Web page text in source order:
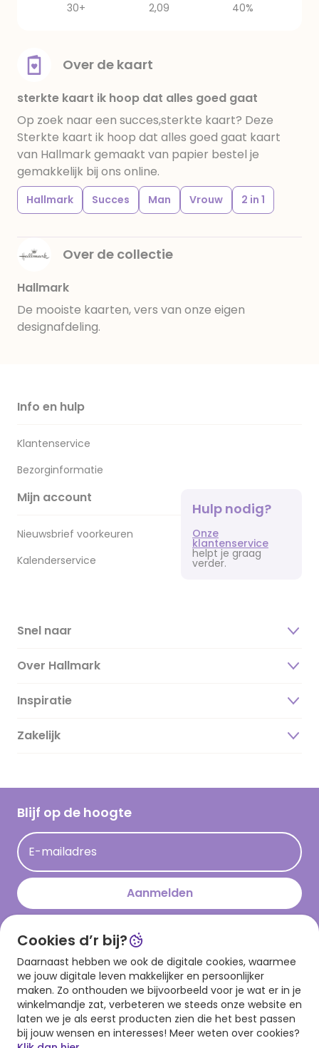
30+
2,09 40%
Over de kaart
sterkte kaart ik hoop dat alles goed gaat
Op zoek naar een succes,sterkte kaart? Deze
Sterkte kaart ik hoop dat alles goed gaat kaart
van Hallmark gemaakt van papier bestel je
gemakkelijk bij ons online.
Hallmark Succes Man Vrouw 2 in 1
Over de collectie
Hallmark
De mooiste kaarten, vers van onze eigen
designafdeling.
Info en hulp
Klantenservice
Bezorginformatie
Mijn account
Nieuwsbrief voorkeuren
Kalenderservice
Hulp nodig?
Onze
klantenservice
helpt je graag
verder.
Snel naar
Over Hallmark
Over ons
Duurzaamheid
Hallmark Kaartclub
Acties
Persberichten
Inspiratie
Magazine
Cadeau inspiratie
Op kamp gedichten en versjes
Leuke en grappige op kamp teksten
kamppost inspiratie
Zakelijk
Blijf op de hoogte
E-mailadres
Aanmelden
Download onze app
Cookies d’r bij?
Daarnaast hebben we ook de digitale cookies, waarmee
we jouw digitale leven makkelijker en persoonlijker
maken. Zo onthouden we bijvoorbeeld voor je wat er in je
winkelmandje zat, verbeteren we steeds onze website en
laten we je als eerst producten zien die het best passen
bij jouw wensen en interesses! Meer weten over cookies?